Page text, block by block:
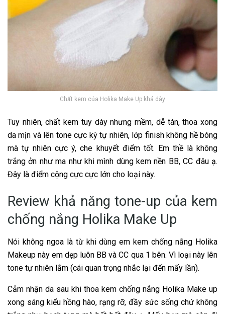
Chất kem của Holika Make Up khá dày
Tuy nhiên, chất kem tuy dày nhưng mềm, dễ tán, thoa xong
da mịn và lên tone cực kỳ tự nhiên, lớp finish không hề bóng
mà tự nhiên cực ý, che khuyết điểm tốt. Em thề là không
trắng ởn như ma như khi mình dùng kem nền BB, CC đâu ạ.
Đây là điểm cộng cực cực lớn cho loại này.
Review khả năng tone-up của kem
chống nắng Holika Make Up
Nói không ngoa là từ khi dùng em kem chống nắng Holika
Makeup này em dẹp luôn BB và CC qua 1 bên. Vì loại này lên
tone tự nhiên lắm (cái quan trọng nhắc lại đến mấy lần).
Cảm nhận da sau khi thoa kem chống nắng Holika Make up
xong sáng kiểu hồng hào, rạng rỡ, đầy sức sống chứ không